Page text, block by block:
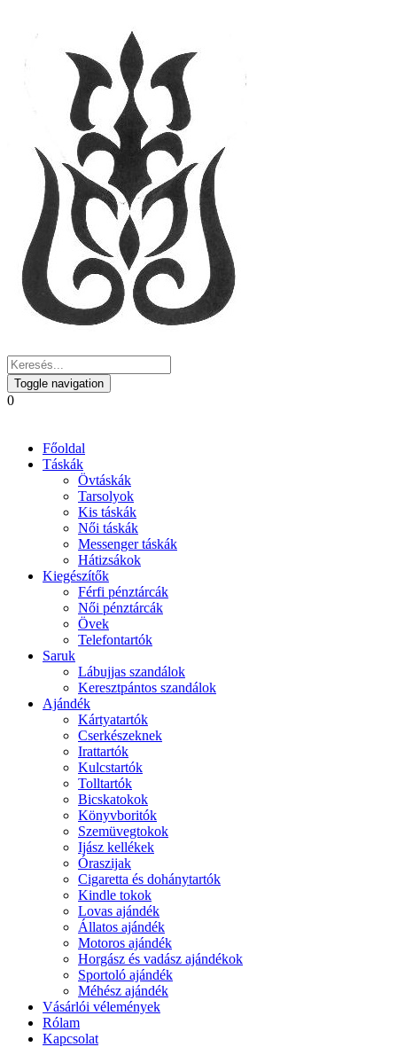
Toggle navigation
0
Főoldal
Táskák
Övtáskák
Tarsolyok
Kis táskák
Női táskák
Messenger táskák
Hátizsákok
Kiegészítők
Férfi pénztárcák
Női pénztárcák
Övek
Telefontartók
Saruk
Lábujjas szandálok
Keresztpántos szandálok
Ajándék
Kártyatartók
Cserkészeknek
Irattartók
Kulcstartók
Tolltartók
Bicskatokok
Könyvboritók
Szemüvegtokok
Ijász kellékek
Óraszijak
Cigaretta és dohánytartók
Kindle tokok
Lovas ajándék
Állatos ajándék
Motoros ajándék
Horgász és vadász ajándékok
Sportoló ajándék
Méhész ajándék
Vásárlói vélemények
Rólam
Kapcsolat